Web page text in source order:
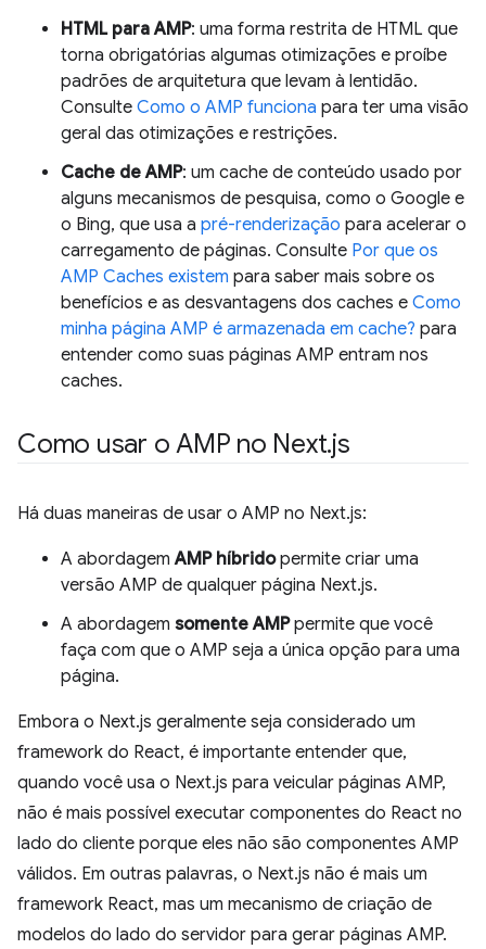
HTML para AMP: uma forma restrita de HTML que
torna obrigatórias algumas otimizações e proíbe
padrões de arquitetura que levam à lentidão.
Consulte Como o AMP funciona para ter uma visão
geral das otimizações e restrições.
Cache de AMP: um cache de conteúdo usado por
alguns mecanismos de pesquisa, como o Google e
o Bing, que usa a pré-renderização para acelerar o
carregamento de páginas. Consulte Por que os
AMP Caches existem para saber mais sobre os
benefícios e as desvantagens dos caches e Como
minha página AMP é armazenada em cache? para
entender como suas páginas AMP entram nos
caches.
Como usar o AMP no Next.js
Há duas maneiras de usar o AMP no Next.js:
A abordagemAMP híbridopermite criar uma
versão AMP de qualquer página Next.js.
A abordagem somente AMPpermite que você
faça com que o AMP seja a única opção para uma
página.
Embora o Next.js geralmente seja considerado um
framework do React, é importante entender que,
quando você usa o Next.js para veicular páginas AMP,
não é mais possível executar componentes do React no
lado do cliente porque eles não são componentes AMP
válidos. Em outras palavras, o Next.js não é mais um
framework React, mas um mecanismo de criação de
modelos do lado do servidor para gerar páginas AMP.